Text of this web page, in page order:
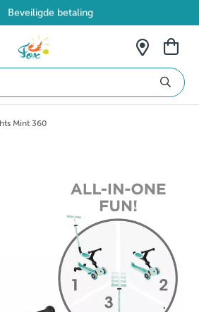
Beveiligde betaling
vanaf €69 in België
Mint 360